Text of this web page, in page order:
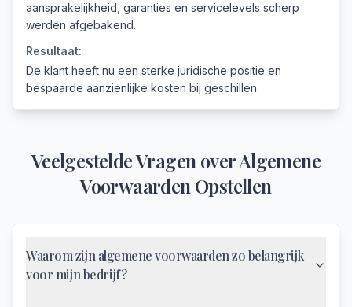
aansprakelijkheid, garanties en servicelevels scherp
werden afgebakend.
Resultaat:
De klant heeft nu een sterke juridische positie en
bespaarde aanzienlijke kosten bij geschillen.
Veelgestelde Vragen overAlgemene
Voorwaarden Opstellen
Waarom zijn algemene voorwaarden zo belangrijk
voor mijn bedrijf?